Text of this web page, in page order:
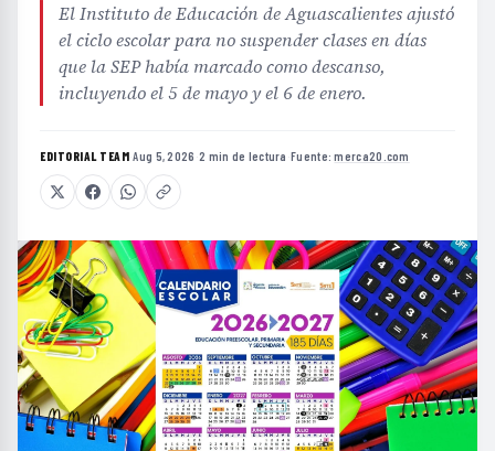
El Instituto de Educación de Aguascalientes ajustó
el ciclo escolar para no suspender clases en días
que la SEP había marcado como descanso,
incluyendo el 5 de mayo y el 6 de enero.
EDITORIAL TEAM·Aug 5, 2026 ·2 min de lectura ·Fuente:merca20.com